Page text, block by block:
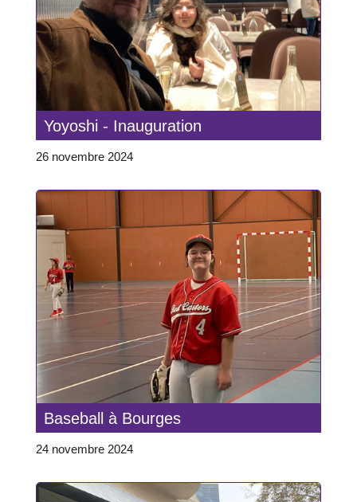
Yoyoshi - Inauguration
26 novembre 2024
Baseball à Bourges
24 novembre 2024